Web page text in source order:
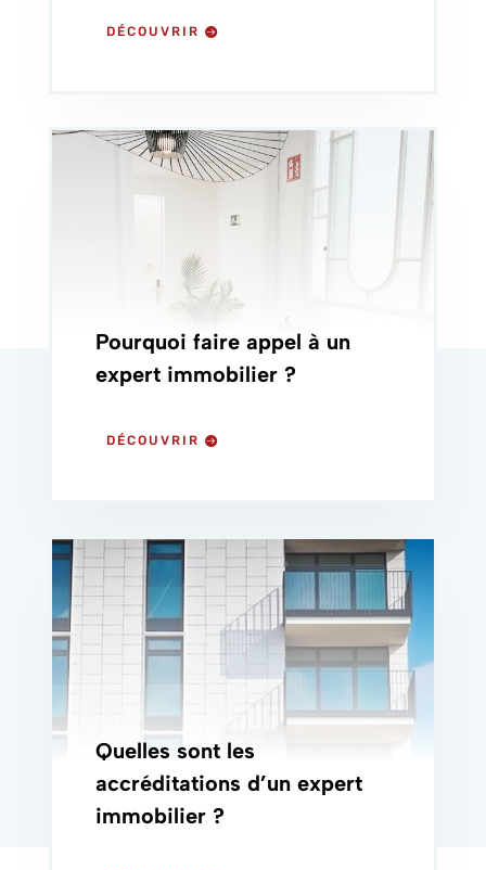
DÉCOUVRIR
Pourquoi faire appel à un
expert immobilier ?
DÉCOUVRIR
Quelles sont les
accréditations d’un expert
immobilier ?